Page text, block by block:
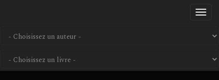
principal